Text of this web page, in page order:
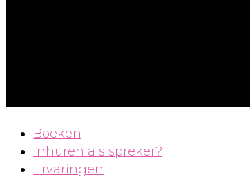
Boeken
Inhuren als spreker?
Ervaringen